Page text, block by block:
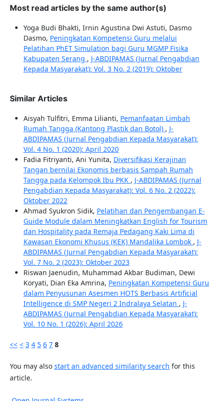
Most read articles by the same author(s)
Yoga Budi Bhakti, Irnin Agustina Dwi Astuti, Dasmo
Dasmo, Peningkatan Kompetensi Guru melalui
Pelatihan PhET Simulation bagi Guru MGMP Fisika
Kabupaten Serang , J-ABDIPAMAS (Jurnal Pengabdian
Kepada Masyarakat): Vol. 3 No. 2 (2019): Oktober
Similar Articles
Aisyah Tulfitri, Emma Lilianti, Pemanfaatan Limbah
Rumah Tangga (Kantong Plastik dan Botol) , J-
ABDIPAMAS (Jurnal Pengabdian Kepada Masyarakat):
Vol. 4 No. 1 (2020): April 2020
Fadia Fitriyanti, Ani Yunita, Diversifikasi Kerajinan
Tangan bernilai Ekonomis berbasis Sampah Rumah
Tangga pada Kelompok Ibu PKK , J-ABDIPAMAS (Jurnal
Pengabdian Kepada Masyarakat): Vol. 6 No. 2 (2022):
Oktober 2022
Ahmad Syukron Sidik, Pelatihan dan Pengembangan E-
Guide Module dalam Meningkatkan English for Tourism
dan Hospitality pada Remaja Pedagang Kaki Lima di
Kawasan Ekonomi Khusus (KEK) Mandalika Lombok , J-
ABDIPAMAS (Jurnal Pengabdian Kepada Masyarakat):
Vol. 7 No. 2 (2023): Oktober 2023
Riswan Jaenudin, Muhammad Akbar Budiman, Dewi
Koryati, Dian Eka Amrina, Peningkatan Kompetensi Guru
dalam Penyusunan Asesmen HOTS Berbasis Artificial
Intelligence di SMP Negeri 2 Indralaya Selatan , J-
ABDIPAMAS (Jurnal Pengabdian Kepada Masyarakat):
Vol. 10 No. 1 (2026): April 2026
<< < 3 4 5 6 7 8
You may also start an advanced similarity search for this
article.